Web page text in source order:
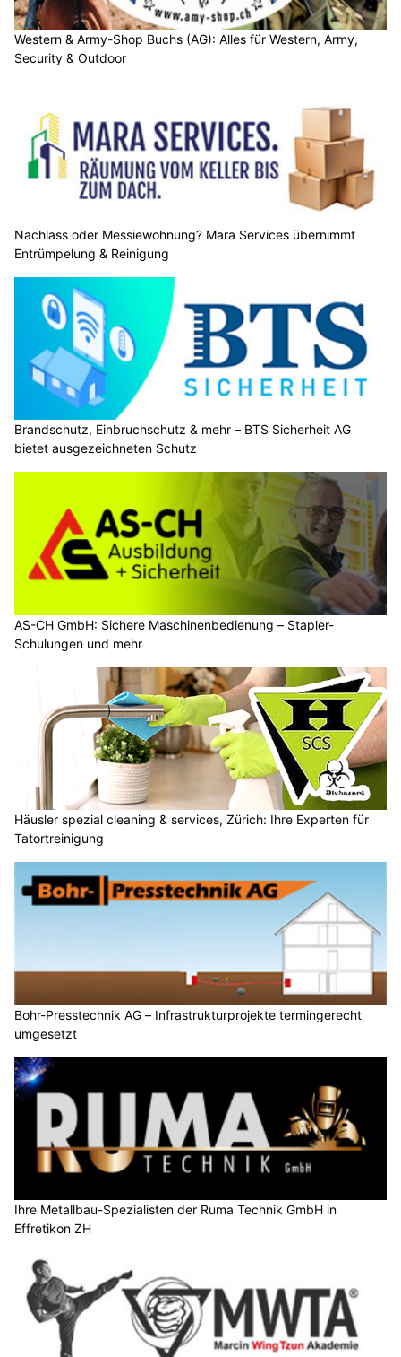
Western & Army-Shop Buchs (AG): Alles für Western, Army,
Security & Outdoor
Nachlass oder Messiewohnung? Mara Services übernimmt
Entrümpelung & Reinigung
Brandschutz, Einbruchschutz & mehr – BTS Sicherheit AG
bietet ausgezeichneten Schutz
AS-CH GmbH: Sichere Maschinenbedienung – Stapler-
Schulungen und mehr
Häusler spezial cleaning & services, Zürich: Ihre Experten für
Tatortreinigung
Bohr-Presstechnik AG – Infrastrukturprojekte termingerecht
umgesetzt
Ihre Metallbau-Spezialisten der Ruma Technik GmbH in
Effretikon ZH